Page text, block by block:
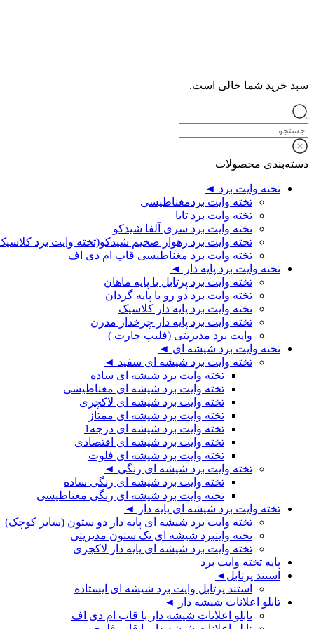
سبد خرید شما خالی است.
دسته‌بندی محصولات
تخته وایت برد ◄
تخته وایت بردمغناطیسی
تخته وایت برد تابا
تخته وایت برد سری آلفا شیدکو
تحته وایت برد زهوار ضخیم شیدکو(تخته وایت برد
تخته وایت برد مغناطیسی قاب ام دی اف
تخته وایت برد پایه دار ◄
تخته وایت برد پرتابل با پایه ماهان
تخته وایت برد دو رو با پایه گردان
تخته وایت برد پایه دار کلاسیک
تخته وایت برد پایه دار چرخدار مدرن
وایت برد مدیریتی (فلیپ چارت )
تخته وایت برد شیشه ای ◄
تخته وایت برد شیشه ای سفید ◄
تخته وایت برد شیشه ای ساده
تخته وایت برد شیشه ای مغناطیسی
تخته وایت برد شیشه ای لاکچری
تخته وایت برد شیشه ای ممتاز
تخته وایت برد شیشه ای درجه1
تخته وایت برد شیشه ای اقتصادی
تخته وایت برد شیشه ای فلوت
تخته وایت برد شیشه ای رنگی ◄
تخته وایت برد شیشه ای رنگی ساده
تخته وایت برد شیشه ای رنگی مغناطیسی
تخته وایت برد شیشه ای پایه دار ◄
تخته وایت برد شیشه ای پایه دار دو ستون (سایز کوچک)
تخته وایتبرد شیشه ای تک ستون مدیریتی
تخته وایت برد شیشه ای پایه دار لاکچری
پایه تخته وایت برد
استند پرتابل◄
استند پرتابل وایت برد شیشه ای ایستاده
تابلو اعلانات شیشه دار ◄
تابلو اعلانات شیشه دار با قاب ام دی اف